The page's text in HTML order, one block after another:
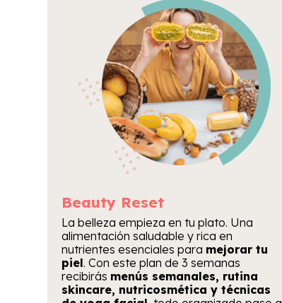
Beauty Reset
La belleza empieza en tu plato. Una
alimentación saludable y rica en
nutrientes esenciales para mejorar tu
piel. Con este plan de 3 semanas
recibirás menús semanales, rutina
skincare, nutricosmética y técnicas